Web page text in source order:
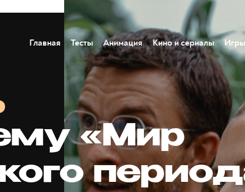
Главная Тесты Анимация Кино и сериалы Игры
«Мир